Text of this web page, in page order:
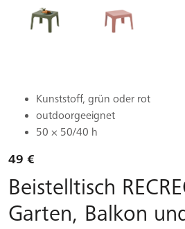
Kunststoff, grün oder rot
outdoorgeeignet
50 × 50/40 h
49 €
Beistelltisch
Garten, Balkon